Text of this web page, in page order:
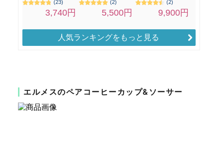
人気ランキングをもっと見る
エルメスのペアコーヒーカップ&ソーサー